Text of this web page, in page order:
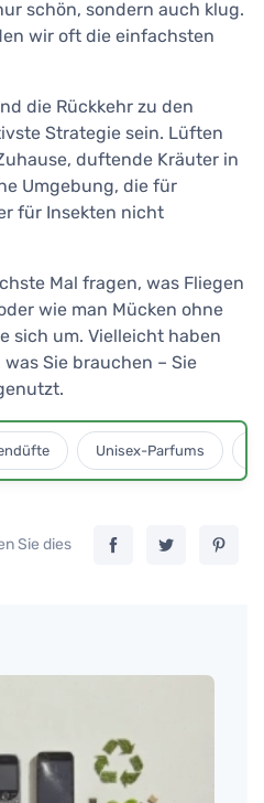
schön, sondern auch klug.
wir oft die einfachsten
die Rückkehr zu den
Strategie sein. Lüften
duftende Kräuter in
Umgebung, die für
für Insekten nicht
Mal fragen, was Fliegen
wie man Mücken ohne
sich um. Vielleicht haben
Sie brauchen – Sie
Unisex-Parfums
Sie dies